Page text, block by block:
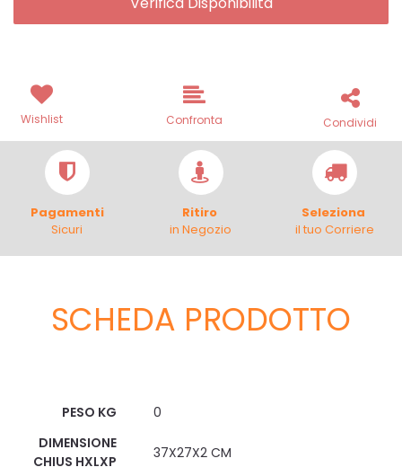
Wishlist Confronta Condividi
Pagamenti
Sicuri
Ritiro
in Negozio
Seleziona
il tuo Corriere
SCHEDA PRODOTTO
PESO KG
0
DIMENSIONE
CHIUS HXLXP
37X27X2 CM